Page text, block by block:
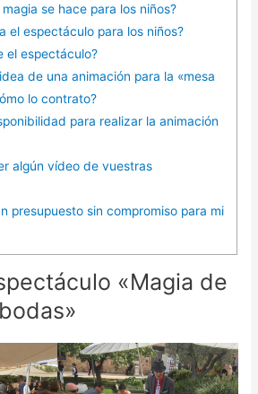
se hace para los niños?
el espectáculo para los niños?
el espectáculo?
de una animación para la «mesa
lo contrato?
para realizar la animación
algún vídeo de vuestras
presupuesto sin compromiso para mi
«Magia de